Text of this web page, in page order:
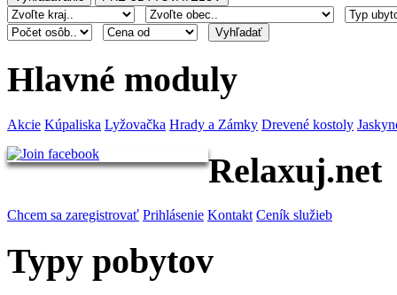
Hlavné moduly
Akcie Kúpaliska Lyžovačka Hrady a Zámky Drevené kostoly
Relaxuj.net
Chcem sa zaregistrovať Prihlásenie Kontakt Ceník služieb
Typy pobytov